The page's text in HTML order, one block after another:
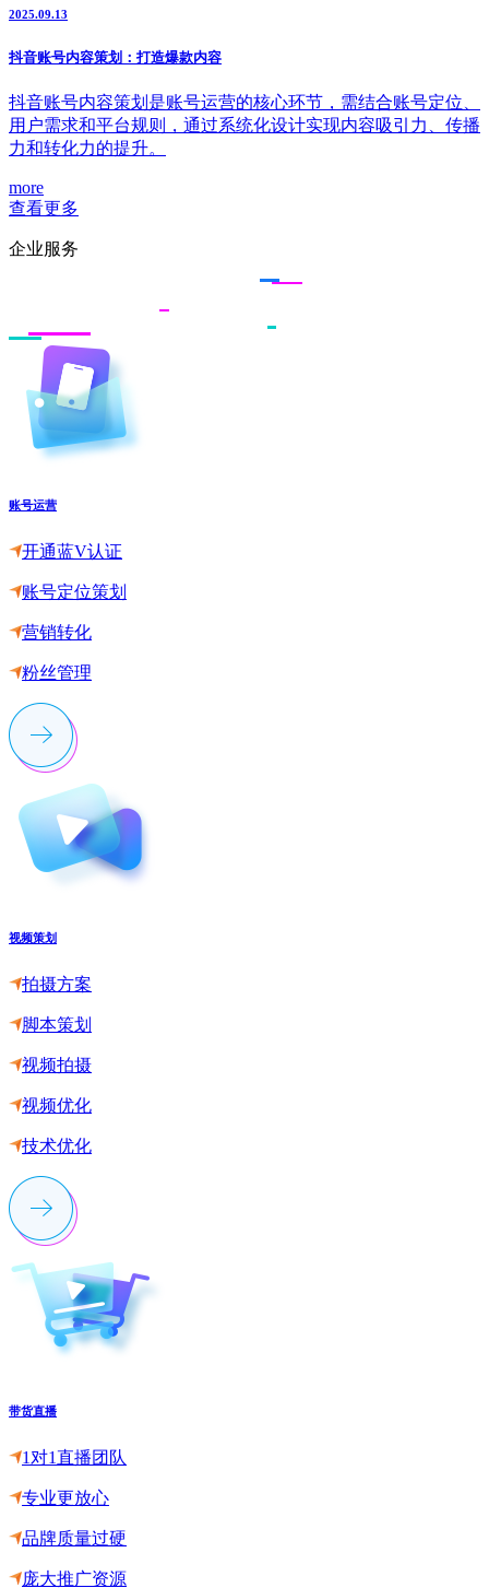
2025.09.13
抖音账号内容策划：打造爆款内容
抖音账号内容策划是账号运营的核心环节，需结合账号定位、
用户需求和平台规则，通过系统化设计实现内容吸引力、传播
力和转化力的提升。
more
查看更多
企业服务
账号运营
开通蓝V认证
账号定位策划
营销转化
粉丝管理
视频策划
拍摄方案
脚本策划
视频拍摄
视频优化
技术优化
带货直播
1对1直播团队
专业更放心
品牌质量过硬
庞大推广资源